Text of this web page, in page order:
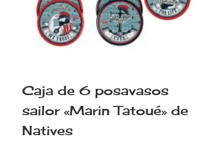
Caja de 6 posavasos
sailor «Marin Tatoué» de
Natives